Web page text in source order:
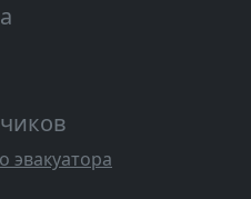
эвакуатора